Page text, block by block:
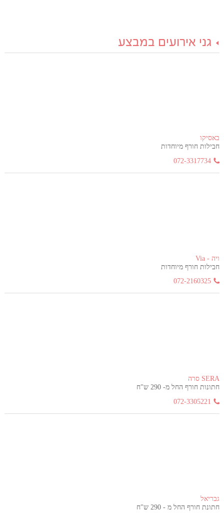
גני אירועים במבצע
באסיקו
חבילות חורף מיוחדות
072-3317734
ויה - Via
חבילות חורף מיוחדות
072-2160325
SERA סרה
חתונות חורף החל מ- 290 ש"ח
072-3305221
גבריאל
חתונת חורף החל מ - 290 ש"ח